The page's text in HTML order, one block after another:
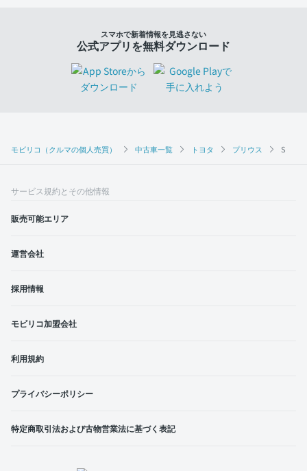
モビリコ（クルマの個人売買） 中古車一覧 トヨタ プリウス S
スマホで新着情報を見逃さない
公式アプリを無料ダウンロード
サービス規約とその他情報
販売可能エリア
運営会社
採用情報
モビリコ加盟会社
利用規約
プライバシーポリシー
特定商取引法および古物営業法に基づく表記